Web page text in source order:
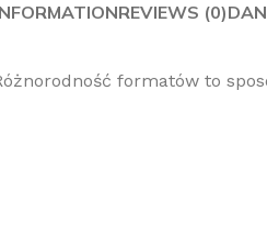
REVIEWS (0)
formatów to